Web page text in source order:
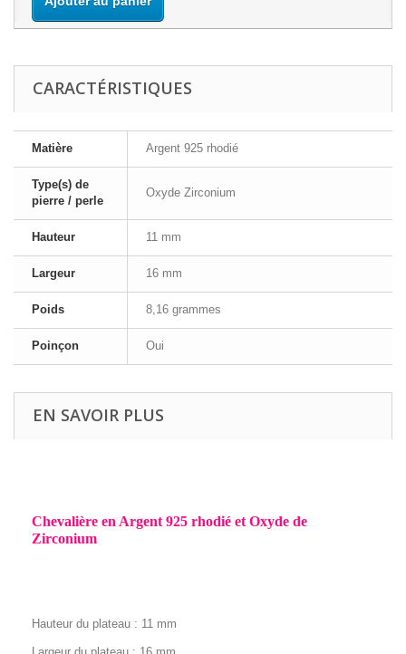
CARACTÉRISTIQUES
Matière Argent 925 rhodié
Type(s) de
pierre / perle
Oxyde Zirconium
Hauteur 11 mm
Largeur 16 mm
Poids 8,16 grammes
Poinçon Oui
EN SAVOIR PLUS
Chevalière en Argent 925 rhodié et Oxyde de
Zirconium
Hauteur du plateau : 11 mm